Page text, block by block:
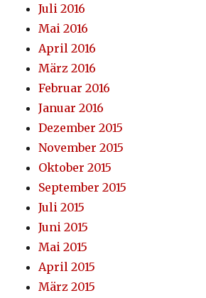
Juli 2016
Mai 2016
April 2016
März 2016
Februar 2016
Januar 2016
Dezember 2015
November 2015
Oktober 2015
September 2015
Juli 2015
Juni 2015
Mai 2015
April 2015
März 2015